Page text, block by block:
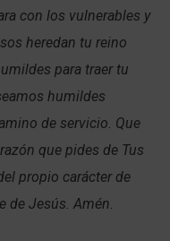
con los vulnerables y
heredan tu reino
para traer tu
humildes
de servicio. Que
que pides de Tus
propio carácter de
de Jesús. Amén.